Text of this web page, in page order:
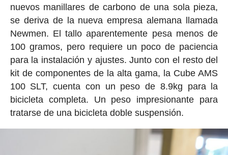
nuevos manillares de carbono de una sola pieza,
se deriva de la nueva empresa alemana llamada
Newmen. El tallo aparentemente pesa menos de
100 gramos, pero requiere un poco de paciencia
para la instalación y ajustes. Junto con el resto del
kit de componentes de la alta gama, la Cube AMS
100 SLT, cuenta con un peso de 8.9kg para la
bicicleta completa. Un peso impresionante para
tratarse de una bicicleta doble suspensión.